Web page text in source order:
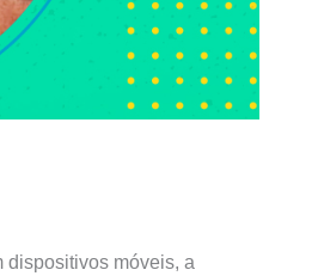
dispositivos móveis, a